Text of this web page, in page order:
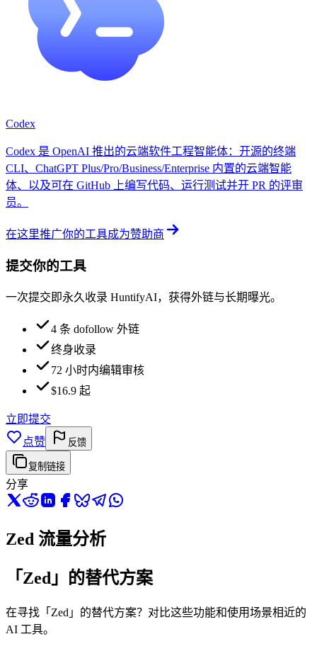
Codex
Codex 是 OpenAI 推出的云端软件工程智能体：开源的终端
CLI、ChatGPT Plus/Pro/Business/Enterprise 内置的云端智能
体、以及可在 GitHub 上编写代码、运行测试并开 PR 的评审
员。
在这里推广你的工具成为赞助商
提交你的工具
一次提交即永久收录 HuntifyAI，获得外链与长期曝光。
4 条 dofollow 外链
终身收录
72 小时内编辑审核
$16.9 起
立即提交
点赞
反馈
复制链接
分享
Zed 流量分析
「Zed」的替代方案
在寻找「Zed」的替代方案？对比这些功能和使用场景相近的
AI 工具。